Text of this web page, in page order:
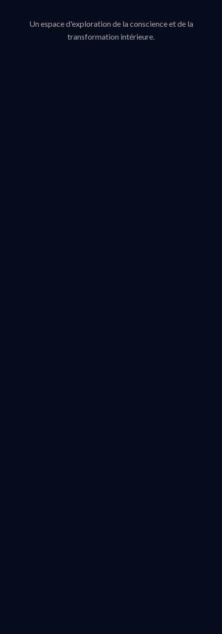
Un espace d'exploration de la conscience et de la
transformation intérieure.